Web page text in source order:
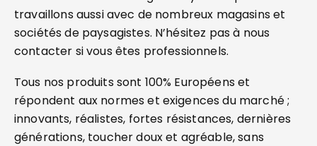
travaillons aussi avec de nombreux magasins et
sociétés de paysagistes. N’hésitez pas à nous
contacter si vous êtes professionnels.
Tous nos produits sont 100% Européens et
répondent aux normes et exigences du marché ;
innovants, réalistes, fortes résistances, dernières
générations, toucher doux et agréable, sans